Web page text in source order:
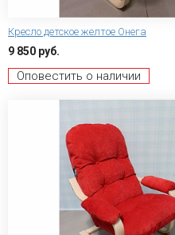
Кресло детское желтое Онега
9 850 руб.
Оповестить о наличии